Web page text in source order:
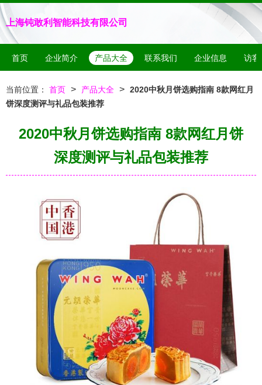
上海钝敢利智能科技有限公司
首页 企业简介 产品大全 联系我们 企业信息 访客
当前位置： 首页 > 产品大全 > 2020中秋月饼选购指南 8款网红月
饼深度测评与礼品包装推荐
2020中秋月饼选购指南 8款网红月饼
深度测评与礼品包装推荐